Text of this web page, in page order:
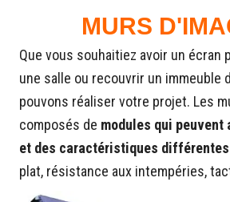
MURS
Que vous souhaitiez avoir un écran
une salle ou recouvrir un immeuble
pouvons réaliser votre projet. Les
composés de modules qui peuvent
et des caractéristiques différentes
plat, résistance aux intempéries,